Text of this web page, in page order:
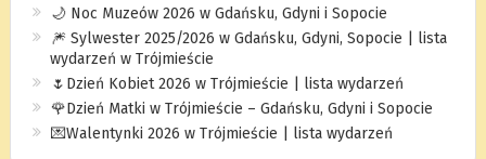
🌙 Noc Muzeów 2026 w Gdańsku, Gdyni i Sopocie
🎆 Sylwester 2025/2026 w Gdańsku, Gdyni, Sopocie | lista
wydarzeń w Trójmieście
🌷Dzień Kobiet 2026 w Trójmieście | lista wydarzeń
🌹Dzień Matki w Trójmieście – Gdańsku, Gdyni i Sopocie
💌Walentynki 2026 w Trójmieście | lista wydarzeń